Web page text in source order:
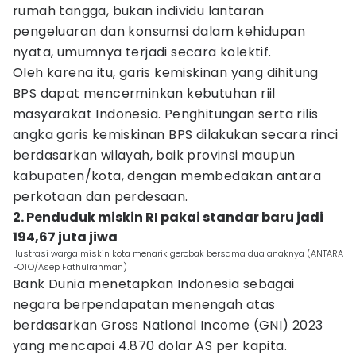
rumah tangga, bukan individu lantaran
pengeluaran dan konsumsi dalam kehidupan
nyata, umumnya terjadi secara kolektif.
Oleh karena itu, garis kemiskinan yang dihitung
BPS dapat mencerminkan kebutuhan riil
masyarakat Indonesia. Penghitungan serta rilis
angka garis kemiskinan BPS dilakukan secara rinci
berdasarkan wilayah, baik provinsi maupun
kabupaten/kota, dengan membedakan antara
perkotaan dan perdesaan.
2. Penduduk miskin RI pakai standar baru jadi
194,67 juta jiwa
Ilustrasi warga miskin kota menarik gerobak bersama dua anaknya (ANTARA
FOTO/Asep Fathulrahman)
Bank Dunia menetapkan Indonesia sebagai
negara berpendapatan menengah atas
berdasarkan Gross National Income (GNI) 2023
yang mencapai 4.870 dolar AS per kapita.